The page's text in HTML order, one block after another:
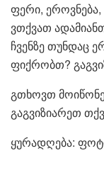
ფერი, ეროვნება,
ვთქვათ
ჩვენზე თუნდაც
ფიქრობთ?
გთხოვთ
გაგვიზიარეთ
ყურადღება: